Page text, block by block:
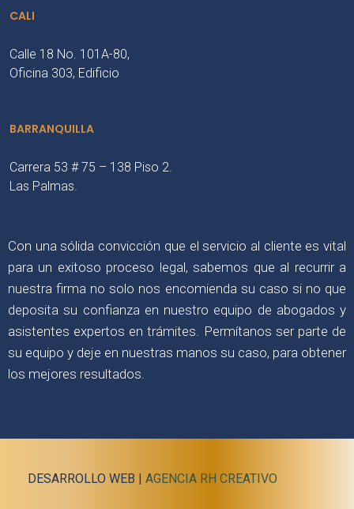
CALI
Calle 18 No. 101A-80,
Oficina 303, Edificio
BARRANQUILLA
Carrera 53 # 75 – 138 Piso 2.
Las Palmas.
Con una sólida convicción que el servicio al cliente es vital
para un exitoso proceso legal, sabemos que al recurrir a
nuestra firma no solo nos encomienda su caso si no que
deposita su confianza en nuestro equipo de abogados y
asistentes expertos en trámites. Permítanos ser parte de
su equipo y deje en nuestras manos su caso, para obtener
los mejores resultados.
DESARROLLO WEB | AGENCIA RH CREATIVO